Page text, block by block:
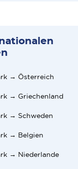
→ Österreich
→ Griechenland
→ Schweden
→ Belgien
→ Niederlande